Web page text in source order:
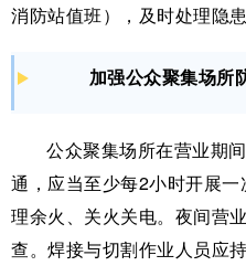
消防站值班），及时处理隐患
加强公众聚集场所
公众聚集场所在营业期
通，应当至少每2小时开展
理余火、关火关电。夜间营
查。焊接与切割作业人员应